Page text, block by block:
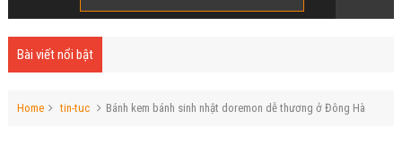
Bài viết nổi bật
Home tin-tuc Bánh kem bánh sinh nhật doremon dễ thương ở Đông Hà